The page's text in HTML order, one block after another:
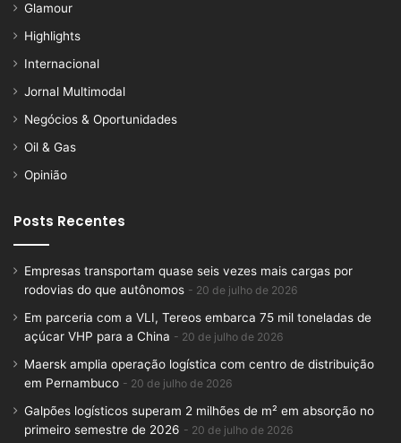
Glamour
Highlights
Internacional
Jornal Multimodal
Negócios & Oportunidades
Oil & Gas
Opinião
Posts Recentes
Empresas transportam quase seis vezes mais cargas por
rodovias do que autônomos
20 de julho de 2026
Em parceria com a VLI, Tereos embarca 75 mil toneladas de
açúcar VHP para a China
20 de julho de 2026
Maersk amplia operação logística com centro de distribuição
em Pernambuco
20 de julho de 2026
Galpões logísticos superam 2 milhões de m² em absorção no
primeiro semestre de 2026
20 de julho de 2026